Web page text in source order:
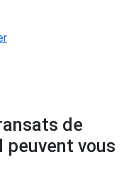
de
peuvent vous